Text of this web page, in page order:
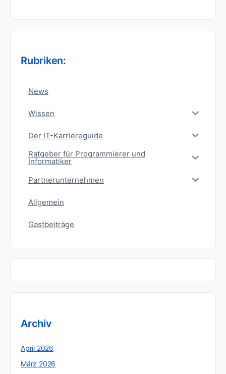
Rubriken:
News
Wissen
Der IT-Karriereguide
Ratgeber für Programmierer und
Informatiker
Partnerunternehmen
Allgemein
Gastbeiträge
Archiv
April 2026
März 2026